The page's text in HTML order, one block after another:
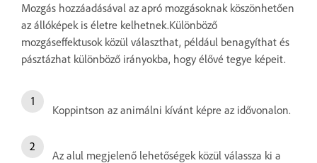
Mozgás hozzáadásával az apró mozgásoknak köszönhetően
az állóképek is életre kelhetnek.Különböző
mozgáseffektusok közül választhat, például benagyíthat és
pásztázhat különböző irányokba, hogy élővé tegye képeit.
Koppintson az animálni kívánt képre az idővonalon.
Az alul megjelenő lehetőségek közül válassza ki a